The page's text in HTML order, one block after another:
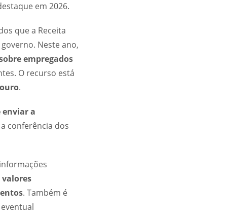
em 2026.
que a Receita
Neste ano,
empregados
O recurso está
.
a
conferência dos
valores
. Também é